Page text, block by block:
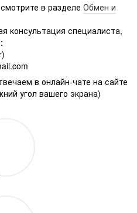
в разделе Обмен и
консультация специалиста,
в онлайн-чате на сайте
угол вашего экрана)